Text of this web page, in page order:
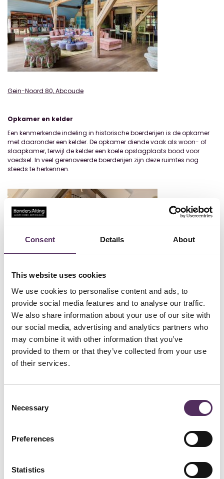
Consent Details About
This website uses cookies
We use cookies to personalise content and ads, to
provide social media features and to analyse our traffic.
We also share information about your use of our site with
our social media, advertising and analytics partners who
may combine it with other information that you’ve
provided to them or that they’ve collected from your use
of their services.
Selection
Necessary
Preferences
Statistics
Gein-Noord 80, Abcoude
Opkamer en kelder
Een kenmerkende indeling in historische boerderijen is de opkamer
met daaronder een kelder. De opkamer diende vaak als woon- of
slaapkamer, terwijl de kelder een koele opslagplaats bood voor
voedsel. In veel gerenoveerde boerderijen zijn deze ruimtes nog
steeds te herkennen.
Dorpsstraat 55, Soerendonk
De boerenerven
Rondom de woonboerderijen is vaak nog een traditioneel boerenerf
te vinden, met een oude schuur, boomgaard of moestuin. Deze
buitenruimtes dragen bij aan de authentieke sfeer en bieden volop